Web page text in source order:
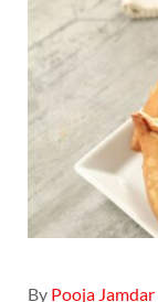
By Pooja Jamdar